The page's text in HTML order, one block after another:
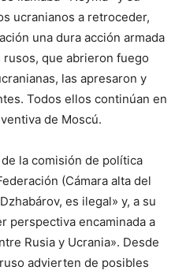
ucranianos a retroceder,
una dura acción armada
que abrieron fuego
las apresaron y
Todos ellos continúan en
de Moscú.
la comisión de política
(Cámara alta del
es ilegal» y, a su
perspectiva encaminada a
Rusia y Ucrania». Desde
advierten de posibles